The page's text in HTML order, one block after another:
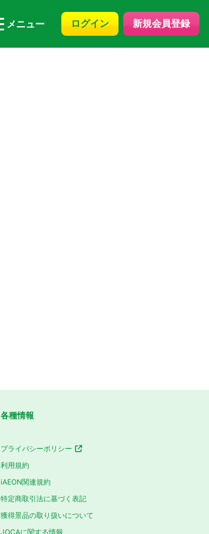
メニュー ログイン 新規会員登録
各種情報
プライバシーポリシー
利用規約
iAEON関連規約
特定商取引法に基づく表記
獲得景品の取り扱いについて
JOCAに関する情報